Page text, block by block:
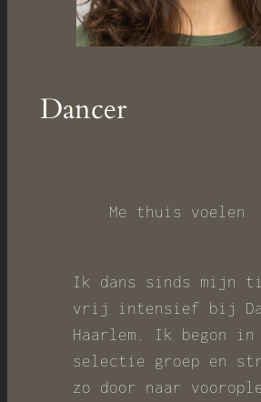
Dancer
Me thuis voelen
Ik dans sinds mijn
vrij intensief bij
Haarlem. Ik begon in
selectie groep en
zo door naar